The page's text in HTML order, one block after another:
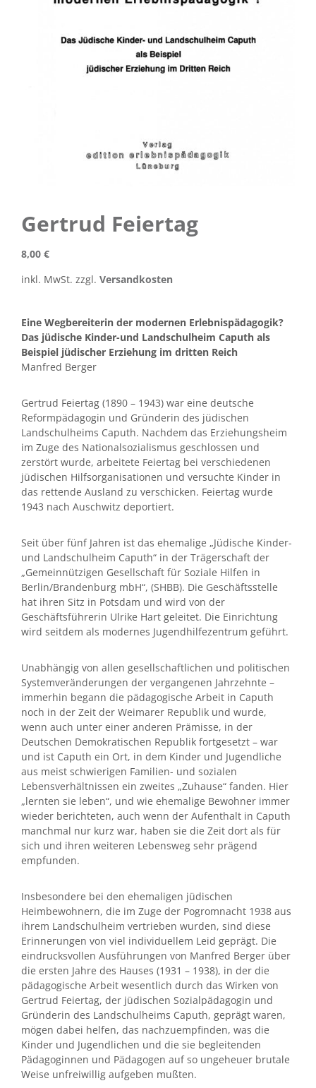
Gertrud Feiertag
8,00 €
inkl. MwSt. zzgl. Versandkosten
Eine Wegbereiterin der modernen Erlebnispädagogik?
Das jüdische Kinder-und Landschulheim Caputh als
Beispiel jüdischer Erziehung im dritten Reich
Manfred Berger
Gertrud Feiertag (1890 – 1943) war eine deutsche
Reformpädagogin und Gründerin des jüdischen
Landschulheims Caputh. Nachdem das Erziehungsheim
im Zuge des Nationalsozialismus geschlossen und
zerstört wurde, arbeitete Feiertag bei verschiedenen
jüdischen Hilfsorganisationen und versuchte Kinder in
das rettende Ausland zu verschicken. Feiertag wurde
1943 nach Auschwitz deportiert.
Seit über fünf Jahren ist das ehemalige „Jüdische Kinder-
und Landschulheim Caputh“ in der Trägerschaft der
„Gemeinnützigen Gesellschaft für Soziale Hilfen in
Berlin/Brandenburg mbH“, (SHBB). Die Geschäftsstelle
hat ihren Sitz in Potsdam und wird von der
Geschäftsführerin Ulrike Hart geleitet. Die Einrichtung
wird seitdem als modernes Jugendhilfezentrum geführt.
Unabhängig von allen gesellschaftlichen und politischen
Systemveränderungen der vergangenen Jahrzehnte –
immerhin begann die pädagogische Arbeit in Caputh
noch in der Zeit der Weimarer Republik und wurde,
wenn auch unter einer anderen Prämisse, in der
Deutschen Demokratischen Republik fortgesetzt – war
und ist Caputh ein Ort, in dem Kinder und Jugendliche
aus meist schwierigen Familien- und sozialen
Lebensverhältnissen ein zweites „Zuhause“ fanden. Hier
„lernten sie leben“, und wie ehemalige Bewohner immer
wieder berichteten, auch wenn der Aufenthalt in Caputh
manchmal nur kurz war, haben sie die Zeit dort als für
sich und ihren weiteren Lebensweg sehr prägend
empfunden.
Insbesondere bei den ehemaligen jüdischen
Heimbewohnern, die im Zuge der Pogromnacht 1938 aus
ihrem Landschulheim vertrieben wurden, sind diese
Erinnerungen von viel individuellem Leid geprägt. Die
eindrucksvollen Ausführungen von Manfred Berger über
die ersten Jahre des Hauses (1931 – 1938), in der die
pädagogische Arbeit wesentlich durch das Wirken von
Gertrud Feiertag, der jüdischen Sozialpädagogin und
Gründerin des Landschulheims Caputh, geprägt waren,
mögen dabei helfen, das nachzuempfinden, was die
Kinder und Jugendlichen und die sie begleitenden
Pädagoginnen und Pädagogen auf so ungeheuer brutale
Weise unfreiwillig aufgeben mußten.